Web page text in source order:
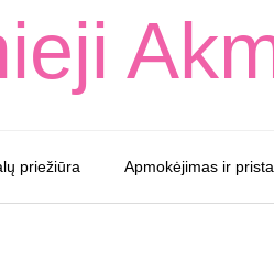
priežiūra Apmokėjimas ir